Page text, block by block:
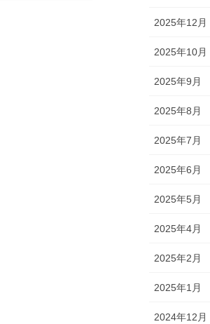
2025年12月
2025年10月
2025年9月
2025年8月
2025年7月
2025年6月
2025年5月
2025年4月
2025年2月
2025年1月
2024年12月